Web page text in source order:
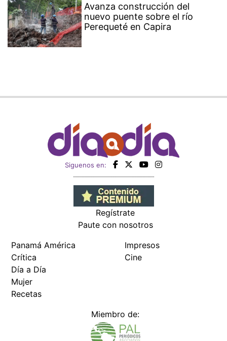
Avanza construcción del
nuevo puente sobre el río
Perequeté en Capira
Siguenos en:
Regístrate
Paute con nosotros
Panamá América
Crítica
Día a Día
Mujer
Recetas
Impresos
Cine
Miembro de: